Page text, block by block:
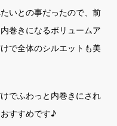
いとの事だったので、前
巻きになるボリュームア
で全体のシルエットも美
でふわっと内巻きにされ
すすめです♪